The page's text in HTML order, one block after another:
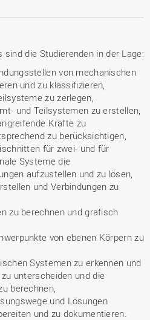
die Studierenden in der Lage:
von mechanischen
und zu klassifizieren,
zu zerlegen,
und Teilsystemen zu erstellen,
Kräfte zu
zu berücksichtigen,
für zwei- und für
Systeme die
aufzustellen und zu lösen,
und Verbindungen zu
zu berechnen und grafisch
von ebenen Körpern zu
Systemen zu erkennen und
unterscheiden und die
berechnen,
und Lösungen
und zu dokumentieren.